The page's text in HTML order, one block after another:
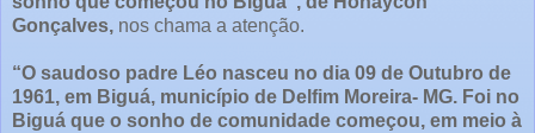
Gonçalves, nos chama a atenção.
“O saudoso padre Léo nasceu no dia 09 de Outubro de
1961, em Biguá, município de Delfim Moreira- MG. Foi no
Biguá que o sonho de comunidade começou, em meio à